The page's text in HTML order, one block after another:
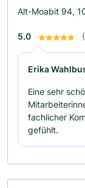
Alt-Moabit 94,
5.0
Erika
Eine sehr
fachlicher
gefühlt.